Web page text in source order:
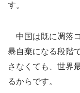
す。
中国は既に凋落
暴自棄になる段階
さなくても、世界
るからです。